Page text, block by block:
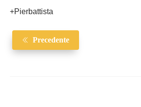
+Pierbattista
Precedente